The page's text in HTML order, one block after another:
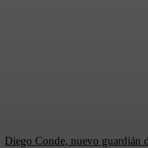
Diego Conde, nuevo guardián